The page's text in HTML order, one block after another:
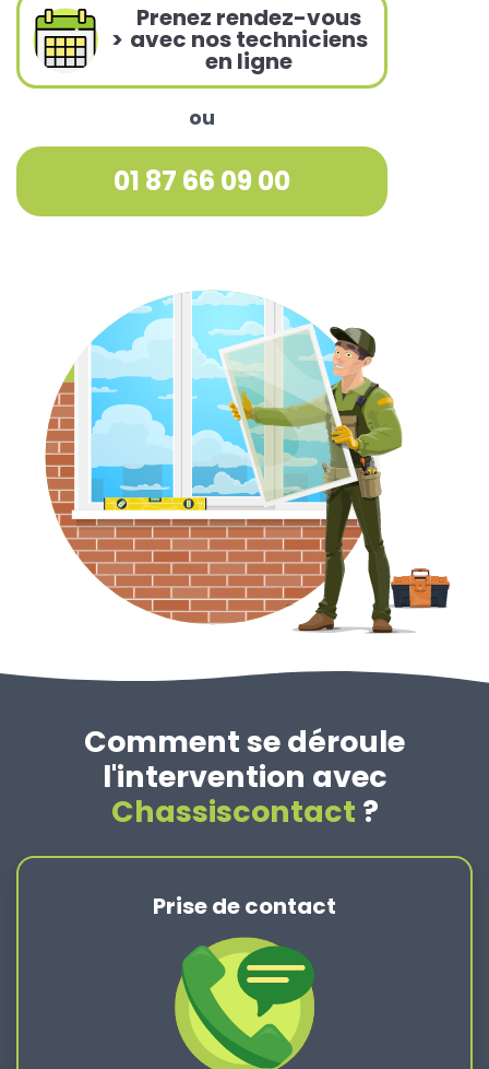
>
Prenez rendez-vous
avec nos techniciens
en ligne
ou
01 87 66 09 00
Comment se déroule
l'intervention avec
Chassiscontact ?
Prise de contact